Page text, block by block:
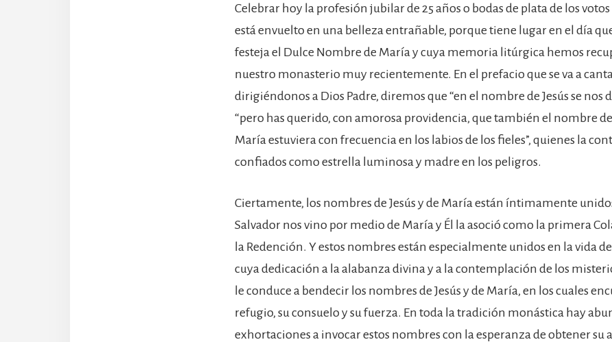
Celebrar hoy la profesión jubilar de 25 años o bodas de plata de los
está envuelto en una belleza entrañable, porque tiene lugar en el día
festeja el Dulce Nombre de María y cuya memoria litúrgica hemos
nuestro monasterio muy recientemente. En el prefacio que se va a
dirigiéndonos a Dios Padre, diremos que “en el nombre de Jesús se nos
“pero has querido, con amorosa providencia, que también el nombre
María estuviera con frecuencia en los labios de los fieles”, quienes la
confiados como estrella luminosa y madre en los peligros.
Ciertamente, los nombres de Jesús y de María están íntimamente
Salvador nos vino por medio de María y Él la asoció como la primera
la Redención. Y estos nombres están especialmente unidos en la vida
cuya dedicación a la alabanza divina y a la contemplación de los
le conduce a bendecir los nombres de Jesús y de María, en los cuales
refugio, su consuelo y su fuerza. En toda la tradición monástica hay
exhortaciones a invocar estos nombres con la esperanza de obtener su